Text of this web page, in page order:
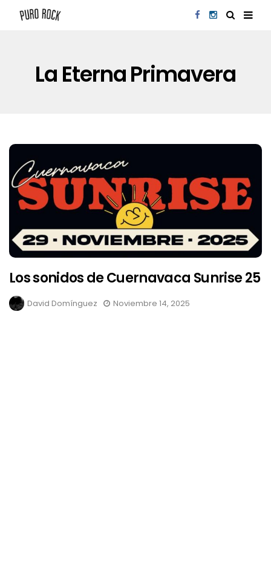
La Eterna Primavera
Los sonidos de Cuernavaca Sunrise 25
David Domínguez Noviembre 14, 2025